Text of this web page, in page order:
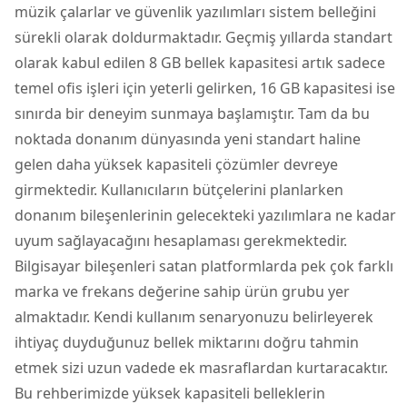
müzik çalarlar ve güvenlik yazılımları sistem belleğini
sürekli olarak doldurmaktadır. Geçmiş yıllarda standart
olarak kabul edilen 8 GB bellek kapasitesi artık sadece
temel ofis işleri için yeterli gelirken, 16 GB kapasitesi ise
sınırda bir deneyim sunmaya başlamıştır. Tam da bu
noktada donanım dünyasında yeni standart haline
gelen daha yüksek kapasiteli çözümler devreye
girmektedir. Kullanıcıların bütçelerini planlarken
donanım bileşenlerinin gelecekteki yazılımlara ne kadar
uyum sağlayacağını hesaplaması gerekmektedir.
Bilgisayar bileşenleri satan platformlarda pek çok farklı
marka ve frekans değerine sahip ürün grubu yer
almaktadır. Kendi kullanım senaryonuzu belirleyerek
ihtiyaç duyduğunuz bellek miktarını doğru tahmin
etmek sizi uzun vadede ek masraflardan kurtaracaktır.
Bu rehberimizde yüksek kapasiteli belleklerin